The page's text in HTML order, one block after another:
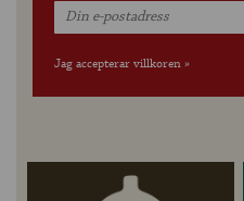
Jag accepterar villkoren »